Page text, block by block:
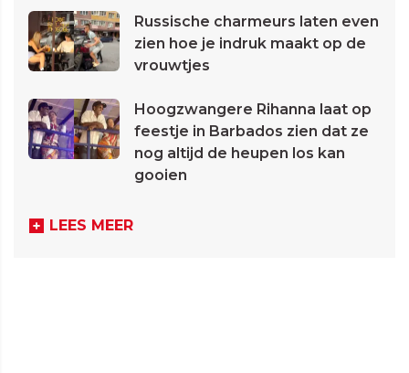
Russische charmeurs laten even
zien hoe je indruk maakt op de
vrouwtjes
Hoogzwangere Rihanna laat op
feestje in Barbados zien dat ze
nog altijd de heupen los kan
gooien
LEES MEER